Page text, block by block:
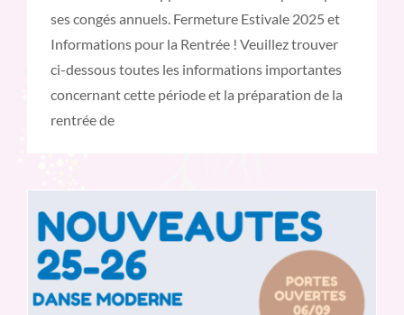
ses congés annuels. Fermeture Estivale 2025 et
Informations pour la Rentrée ! Veuillez trouver
ci-dessous toutes les informations importantes
concernant cette période et la préparation de la
rentrée de